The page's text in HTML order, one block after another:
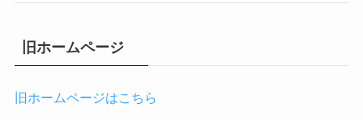
旧ホームページ
旧ホームページはこちら